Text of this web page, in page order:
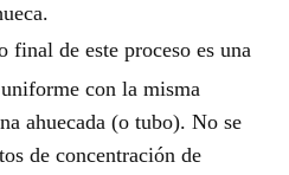
final de este proceso es una
con la misma
ahuecada (o tubo). No se
de concentración de